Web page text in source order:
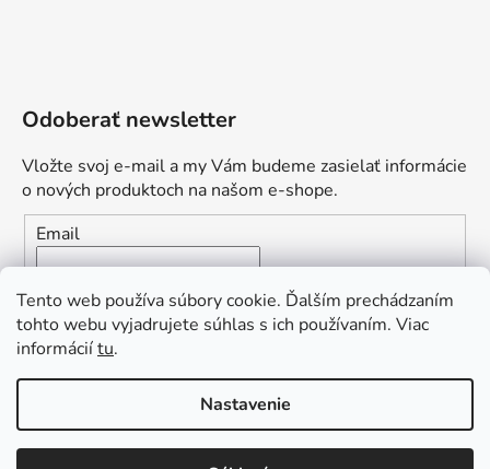
Tento web používa súbory cookie. Ďalším prechádzaním
tohto webu vyjadrujete súhlas s ich používaním. Viac
informáciítu.
Nastavenie
: Zaplaťte vopred a získajte
Odoberať newsletter
Vložte svoj e-mail a my Vám budeme zasielať informácie
o nových produktoch na našom e-shope.
Email
Vložením e-mailu súhlasíte s
podmienkami ochrany
osobných údajov
môžem pomôcť?“